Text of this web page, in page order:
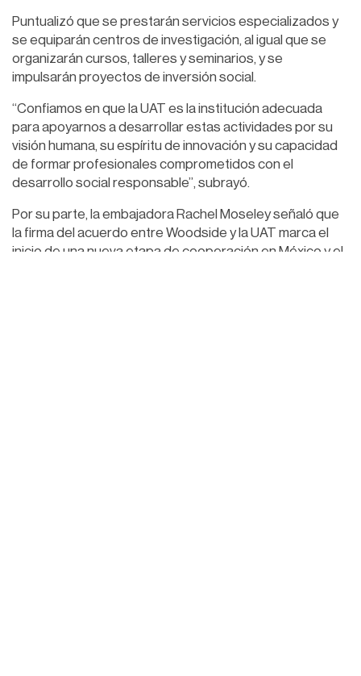
Puntualizó que se prestarán servicios especializados y
se equiparán centros de investigación, al igual que se
organizarán cursos, talleres y seminarios, y se
impulsarán proyectos de inversión social.
“Confiamos en que la UAT es la institución adecuada
para apoyarnos a desarrollar estas actividades por su
visión humana, su espíritu de innovación y su capacidad
de formar profesionales comprometidos con el
desarrollo social responsable”, subrayó.
Por su parte, la embajadora Rachel Moseley señaló que
la firma del acuerdo entre Woodside y la UAT marca el
inicio de una nueva etapa de cooperación en México y el